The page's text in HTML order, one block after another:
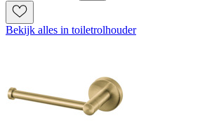
Bekijk alles in toiletrolhouder